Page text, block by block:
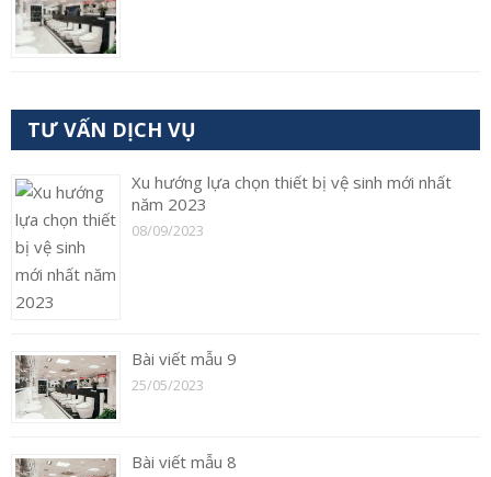
TƯ VẤN DỊCH VỤ
Xu hướng lựa chọn thiết bị vệ sinh mới nhất
năm 2023
08/09/2023
Bài viết mẫu 9
25/05/2023
Bài viết mẫu 8